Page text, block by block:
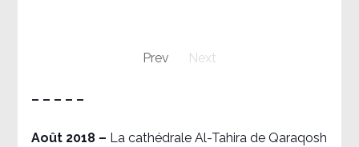
Prev Next
– – – – –
Août 2018 – La cathédrale Al-Tahira de Qaraqosh